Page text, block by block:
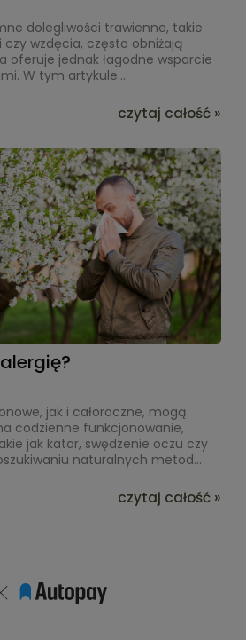
dolegliwości trawienne, takie
czy wzdęcia, często obniżają
oferuje jednak łagodne wsparcie
W tym artykule...
czytaj całość »
jak i całoroczne, mogą
codzienne funkcjonowanie,
jak katar, swędzenie oczu czy
naturalnych metod...
czytaj całość »